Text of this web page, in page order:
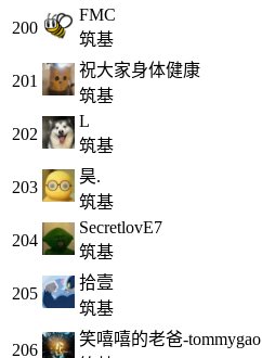
200
FMC
筑基
201
祝大家身体健康
筑基
202
L
筑基
203
昊.
筑基
204
SecretlovE7
筑基
205
拾壹
筑基
206
笑嘻嘻的老爸-tommygao